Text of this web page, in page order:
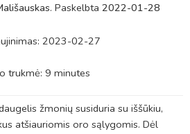
. Paskelbta 2022-01-28
2023-02-27
trukmė: 9 minutes
žmonių susiduria su iššūkiu,
atšiauriomis oro sąlygomis. Dėl